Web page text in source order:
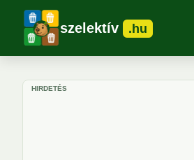
szelektív .hu
HIRDETÉS